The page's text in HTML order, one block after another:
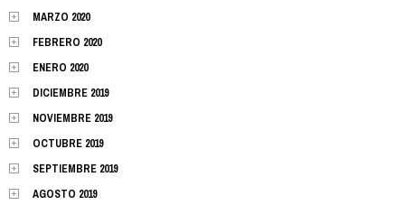
MARZO 2020
FEBRERO 2020
ENERO 2020
DICIEMBRE 2019
NOVIEMBRE 2019
OCTUBRE 2019
SEPTIEMBRE 2019
AGOSTO 2019